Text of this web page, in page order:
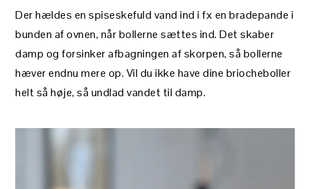
Der hældes en spiseskefuld vand ind i fx en bradepande i
bunden af ovnen, når bollerne sættes ind. Det skaber
damp og forsinker afbagningen af skorpen, så bollerne
hæver endnu mere op. Vil du ikke have dine briocheboller
helt så høje, så undlad vandet til damp.